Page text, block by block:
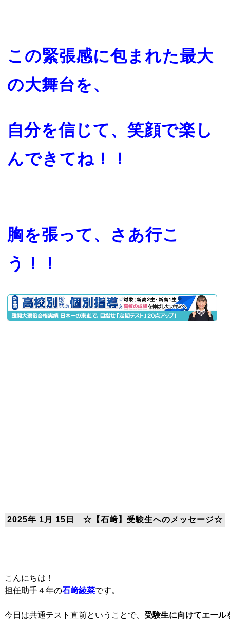
この緊張感に包まれた最大
の大舞台を、
自分を信じて、笑顔で楽し
んできてね！！
胸を張って、さあ行こ
う！！
2025年 1月 15日 ☆【石﨑】受験生へのメッセージ☆
こんにちは！
担任助手４年の石﨑綾菜です。
今日は共通テスト直前ということで、 受験生に向けてエール